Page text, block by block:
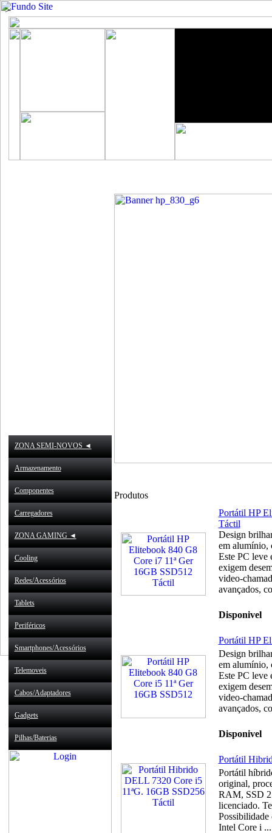
>
ZONA SEMI-NOVOS ◄
Armazenamento
Componentes
Carregadores
ZONA GAMING ◄
Cooling
Redes/Acessórios
Tablets
Periféricos
Smartphones/Acessórios
Telemoveis
Cabos/Adaptadores
Gadgets
Pilhas/Baterias
Produtos
Portátil HP
Táctil
Design
em alumínio,
Este PC leve
exigem
video-
avançados,
Disponivel
Portátil HP
Design
em alumínio,
Este PC leve
exigem
video-
avançados,
Disponivel
Portátil
Portátil
original,
RAM, SSD
licenciado.
Possibilidade
Intel Core i ...